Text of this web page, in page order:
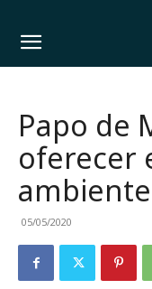
Papo de
oferecer
05/05/2020